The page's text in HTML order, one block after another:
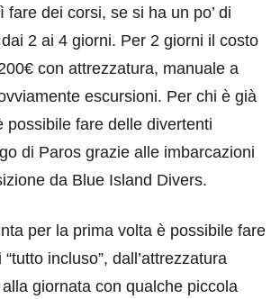
fare dei corsi, se si ha un po’ di
2 ai 4 giorni. Per 2 giorni il costo
con attrezzatura, manuale a
escursioni. Per chi è già
possibile fare delle divertenti
di Paros grazie alle imbarcazioni
da Blue Island Divers.
per la prima volta è possibile fare
incluso”, dall’attrezzatura
alla giornata con qualche piccola